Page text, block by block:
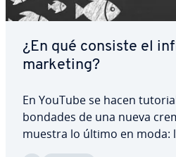
¿En qué consiste el
marketing?
En YouTube se hacen
bondades de una nueva
muestra lo último en moda: